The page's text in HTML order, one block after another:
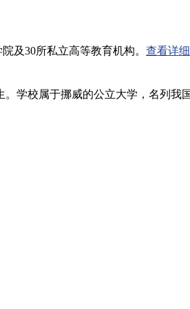
及30所私立高等教育机构。 查看详细
。学校属于挪威的公立大学，名列